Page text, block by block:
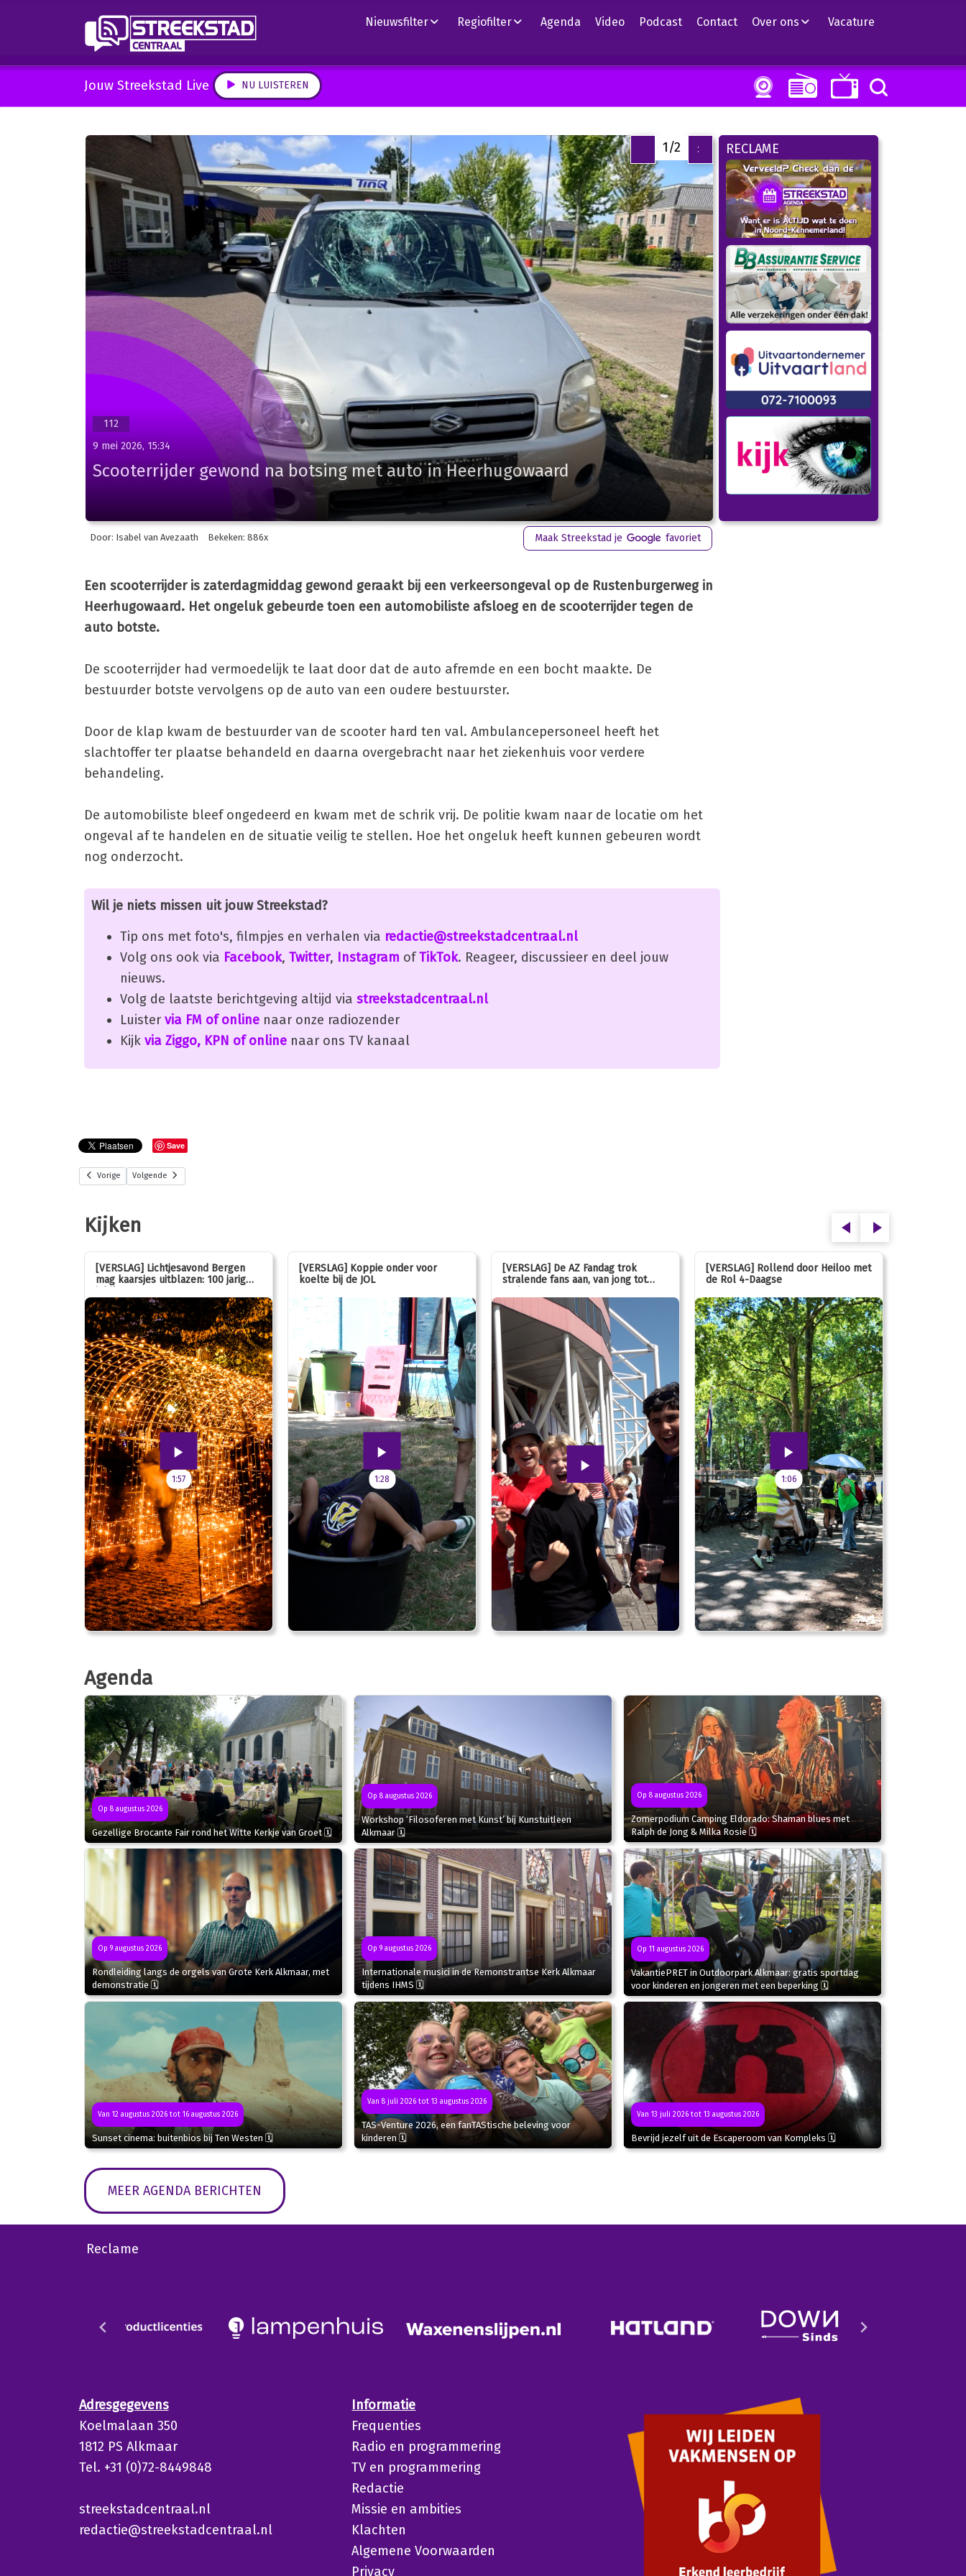
Nieuwsfilter Regiofilter Agenda Video Podcast Contact Over ons Vacature
Jouw Streekstad Live NU LUISTEREN
RECLAME
>
1/2
112
9 mei 2026, 15:34
Scooterrijder gewond na botsing met auto in Heerhugowaard
Door: Isabel van Avezaath Bekeken: 886x Maak Streekstad je favoriet
Een scooterrijder is zaterdagmiddag gewond geraakt bij een verkeersongeval op de Rustenburgerweg in
Heerhugowaard. Het ongeluk gebeurde toen een automobiliste afsloeg en de scooterrijder tegen de
auto botste.
De scooterrijder had vermoedelijk te laat door dat de auto afremde en een bocht maakte. De
bestuurder botste vervolgens op de auto van een oudere bestuurster.
Door de klap kwam de bestuurder van de scooter hard ten val. Ambulancepersoneel heeft het
slachtoffer ter plaatse behandeld en daarna overgebracht naar het ziekenhuis voor verdere
behandeling.
De automobiliste bleef ongedeerd en kwam met de schrik vrij. De politie kwam naar de locatie om het
ongeval af te handelen en de situatie veilig te stellen. Hoe het ongeluk heeft kunnen gebeuren wordt
nog onderzocht.
Wil je niets missen uit jouw Streekstad?
Tip ons met foto's, filmpjes en verhalen via redactie@streekstadcentraal.nl
Volg ons ook via Facebook, Twitter, Instagram ofTikTok. Reageer, discussieer en deel jouw
nieuws.
Volg de laatste berichtgeving altijd via streekstadcentraal.nl
Luister via FM of online naar onze radiozender
Kijk via Ziggo, KPN of online naar ons TV kanaal
Save
Vorige Volgende
Kijken
[VERSLAG] Lichtjesavond Bergen
mag kaarsjes uitblazen: 100 jarig
1:57
[VERSLAG] Koppie onder voor
koelte bij de JOL
1:28
[VERSLAG] De AZ Fandag trok
stralende fans aan, van jong tot
[VERSLAG] Rollend door Heiloo met
de Rol 4-Daagse
1:06
Agenda
Op 8 augustus 2026
Gezellige Brocante Fair rond het Witte Kerkje van Groet 🗓
Op 8 augustus 2026
Workshop ‘Filosoferen met Kunst’ bij Kunstuitleen
Alkmaar 🗓
Op 8 augustus 2026
Zomerpodium Camping Eldorado: Shaman blues met
Ralph de Jong & Milka Rosie 🗓
Op 9 augustus 2026
Rondleiding langs de orgels van Grote Kerk Alkmaar, met
demonstratie 🗓
Op 9 augustus 2026
Internationale musici in de Remonstrantse Kerk Alkmaar
tijdens IHMS 🗓
Op 11 augustus 2026
VakantiePRET in Outdoorpark Alkmaar: gratis sportdag
voor kinderen en jongeren met een beperking 🗓
Van 12 augustus 2026 tot 16 augustus 2026
Sunset cinema: buitenbios bij Ten Westen 🗓
Van 8 juli 2026 tot 13 augustus 2026
TAS-Venture 2026, een fanTAStische beleving voor
kinderen 🗓
Van 13 juli 2026 tot 13 augustus 2026
Bevrijd jezelf uit de Escaperoom van Kompleks 🗓
MEER AGENDA BERICHTEN
Reclame
Adresgegevens
Koelmalaan 350
1812 PS Alkmaar
Tel. +31 (0)72-8449848
streekstadcentraal.nl
redactie@streekstadcentraal.nl
Informatie
Frequenties
Radio en programmering
TV en programmering
Redactie
Missie en ambities
Klachten
Algemene Voorwaarden
Privacy